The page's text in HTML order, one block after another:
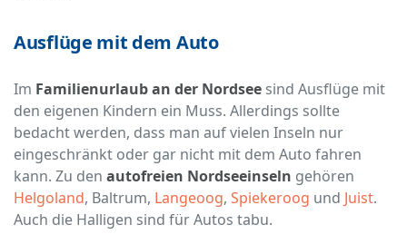
Ausflüge mit dem Auto
Im Familienurlaub an der Nordsee sind Ausflüge mit
den eigenen Kindern ein Muss. Allerdings sollte
bedacht werden, dass man auf vielen Inseln nur
eingeschränkt oder gar nicht mit dem Auto fahren
kann. Zu den autofreien Nordseeinseln gehören
Helgoland, Baltrum, Langeoog, Spiekeroog und Juist.
Auch die Halligen sind für Autos tabu.